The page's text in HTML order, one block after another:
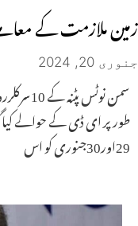
زمین ملازمت کے
جنوری 20, 2024
سمن
طور پر ای ڈی کے حوالے
29اور30جنوری کو اس